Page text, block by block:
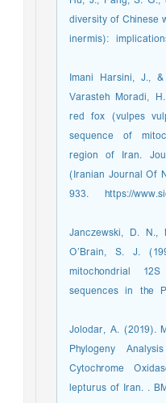
diversity of
inermis):
Imani Harsini, J.,
Varasteh Moradi,
red fox (vulpes
sequence of
region of Iran.
(Iranian Journal Of
933. https://
Janczewski, D.
O’Brain, S. J.
mitochondrial
sequences in the
Jolodar, A. (2019).
Phylogeny
Cytochrome
lepturus of Iran. .